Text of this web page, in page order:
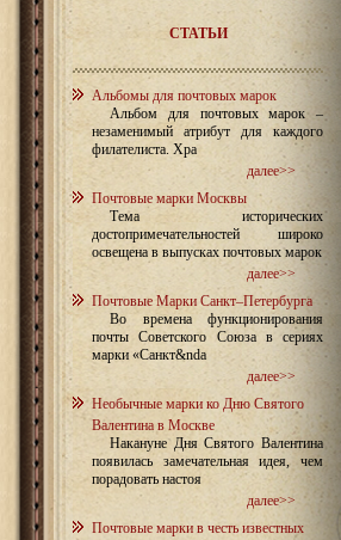
СТАТЬИ
Альбомы для почтовых марок
Альбом для почтовых марок –
незаменимый атрибут для каждого
филателиста. Хра
далее>>
Почтовые марки Москвы
Тема исторических
достопримечательностей широко
освещена в выпусках почтовых марок
далее>>
Почтовые Марки Санкт–Петербурга
Во времена функционирования
почты Советского Союза в сериях
марки «Санкт&nda
далее>>
Необычные марки ко Дню Святого
Валентина в Москве
Накануне Дня Святого Валентина
появилась замечательная идея, чем
порадовать настоя
далее>>
Почтовые марки в честь известных